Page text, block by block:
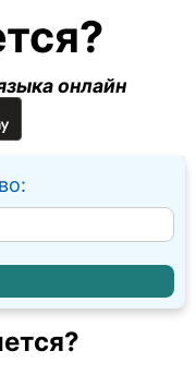
онлайн